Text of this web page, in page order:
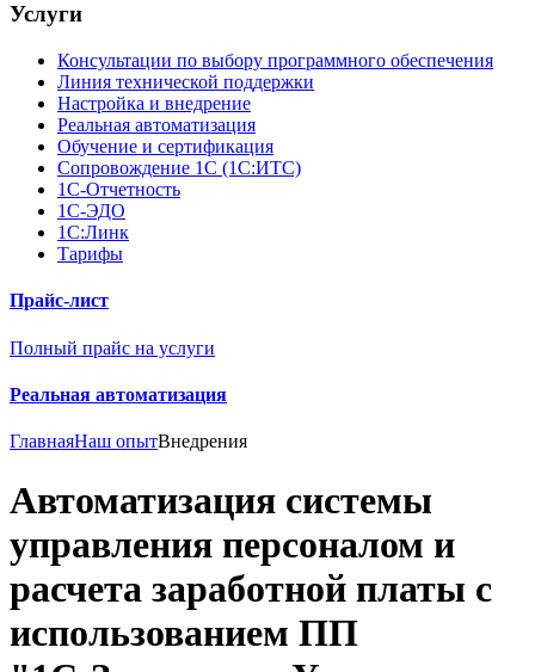
Услуги
Консультации по выбору программного обеспечения
Линия технической поддержки
Настройка и внедрение
Реальная автоматизация
Обучение и сертификация
Сопровождение 1С (1С:ИТС)
1С-Отчетность
1С-ЭДО
1С:Линк
Тарифы
Прайс-лист
Полный прайс на услуги
Реальная автоматизация
ГлавнаяНаш опытВнедрения
Автоматизация системы
управления персоналом и
расчета заработной платы с
использованием ПП